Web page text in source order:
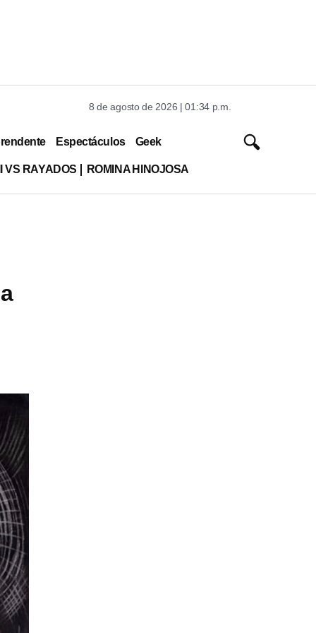
8 de agosto de 2026 | 01:34 p.m.
Espectáculos Geek
VS RAYADOS ROMINA HINOJOSA